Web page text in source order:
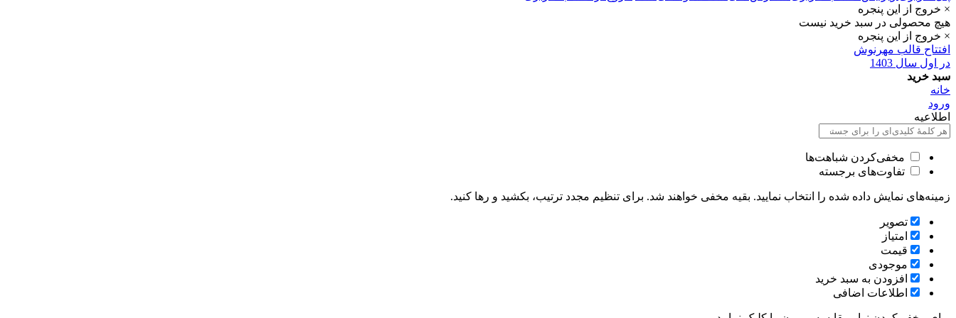
× خروج از این پنجره
هیچ محصولی در سبد خرید نیست
× خروج از این پنجره
افتتاح قالب مهرنوش
در اول سال 1403
سبد خرید
خانه
ورود
اطلاعیه
مخفی‌کردن شباهت‌ها
تفاوت‌های برجسته
زمینه‌های نمایش داده شده را انتخاب نمایید. بقیه مخفی خواهند شد. برای تنظیم مجدد ترتیب، بکشید و رها کنید.
تصویر
امتیاز
قيمت
موجودی
افزودن به سبد خرید
اطلاعات اضافی